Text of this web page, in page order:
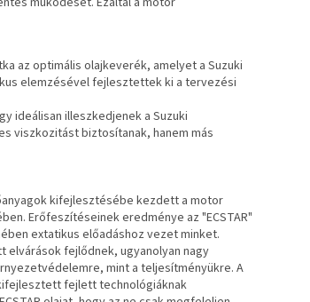
az optimális olajkeverék, amelyet a Suzuki
elemzésével fejlesztettek ki a tervezési
ideálisan illeszkedjenek a Suzuki
viszkozitást biztosítanak, hanem más
kifejlesztésébe kezdett a motor
Erőfeszítéseinek eredménye az "ECSTAR"
extatikus előadáshoz vezet minket.
fejlődnek, ugyanolyan nagy
mint a teljesítményükre. A
fejlett technológiáknak